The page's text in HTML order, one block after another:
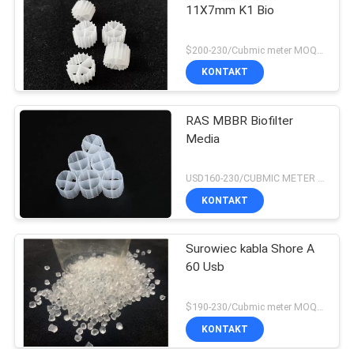
11X7mm K1 Bio
KONTAKT
RAS MBBR Biofilter
Media
USD160-230/CUBMIC METER MOQ:1CubmicMeter
KONTAKT
Surowiec kabla Shore A
60 Usb
$190-230/Cubmic meter MOQ:1CubmicMeter
KONTAKT